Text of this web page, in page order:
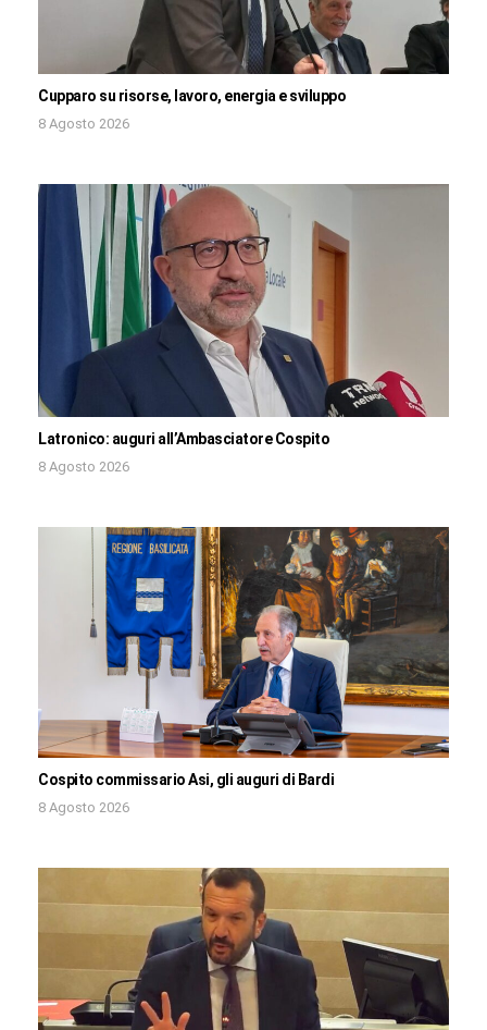
Cupparo su risorse, lavoro, energia e sviluppo
8 Agosto 2026
Latronico: auguri all’Ambasciatore Cospito
8 Agosto 2026
Cospito commissario Asi, gli auguri di Bardi
8 Agosto 2026